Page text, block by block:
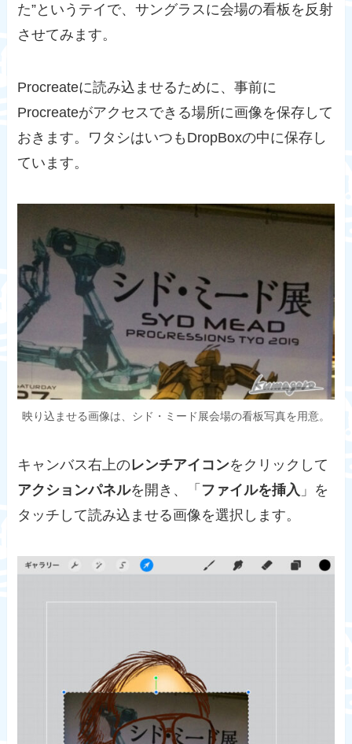
た”というテイで、サングラスに会場の看板を反射
させてみます。
Procreateに読み込ませるために、事前に
Procreateがアクセスできる場所に画像を保存して
おきます。ワタシはいつもDropBoxの中に保存し
ています。
映り込ませる画像は、シド・ミード展会場の看板写真を用意。
キャンバス右上のレンチアイコンをクリックして
アクションパネルを開き、「 ファイルを挿入 」を
タッチして読み込ませる画像を選択します。